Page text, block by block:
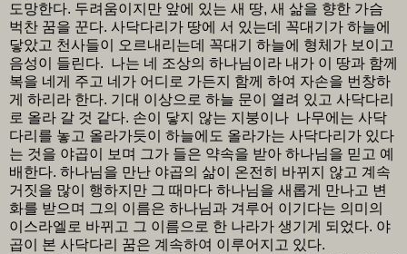
도망한다. 두려움이지만 앞에 있는 새 땅, 새 삶을 향한 가슴
벅찬 꿈을 꾼다. 사닥다리가 땅에 서 있는데 꼭대기가 하늘에
닿았고 천사들이 오르내리는데 꼭대기 하늘에 형체가 보이고
음성이 들린다. 나는 네 조상의 하나님이라 내가 이 땅과 함께
복을 네게 주고 네가 어디로 가든지 함께 하여 자손을 번창하
게 하리라 한다. 기대 이상으로 하늘 문이 열려 있고 사닥다리
로 올라 갈 것 같다. 손이 닿지 않는 지붕이나 나무에는 사닥
다리를 놓고 올라가듯이 하늘에도 올라가는 사닥다리가 있다
는 것을 야곱이 보며 그가 들은 약속을 받아 하나님을 믿고 예
배한다. 하나님을 만난 야곱의 삶이 온전히 바뀌지 않고 계속
거짓을 많이 행하지만 그 때마다 하나님을 새롭게 만나고 변
화를 받으며 그의 이름은 하나님과 겨루어 이기다는 의미의
이스라엘로 바뀌고 그 이름으로 한 나라가 생기게 되었다. 야
곱이 본 사닥다리 꿈은 계속하여 이루어지고 있다.